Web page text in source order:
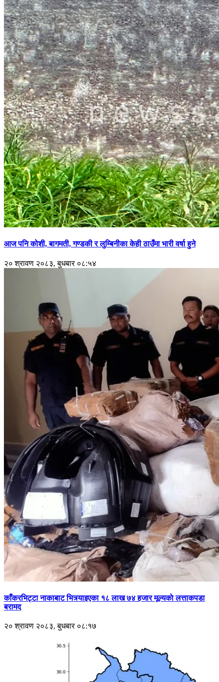
आज पनि कोशी, बागमती, गण्डकी र लुम्बिनीका केही ठाउँमा भारी वर्षा हुने
२० श्रावण २०८३, बुधबार ०८:५४
काँकरभिट्टा नाकाबाट भित्र्याइएका १८ लाख ७४ हजार मूल्यकाे लत्ताकपडा
बरामद
२० श्रावण २०८३, बुधबार ०८:१७